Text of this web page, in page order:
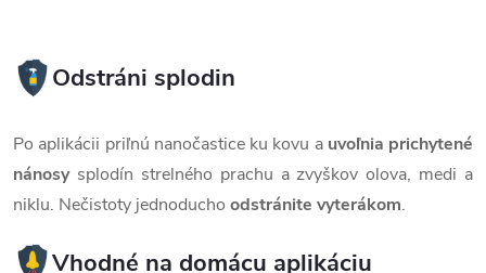
Odstráni splodin
Po aplikácii priľnú nanočastice ku kovu a uvoľnia prichytené
nánosy splodín strelného prachu a zvyškov olova, medi a
niklu. Nečistoty jednoducho odstránite vyterákom.
Vhodné na domácu aplikáciu